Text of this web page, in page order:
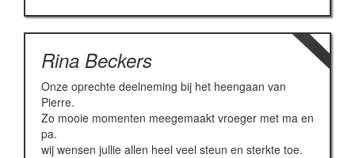
Rina Beckers
Onze oprechte deelneming bij het heengaan van
Pierre.
Zo mooie momenten meegemaakt vroeger met ma en
pa.
wij wensen jullie allen heel veel steun en sterkte toe.